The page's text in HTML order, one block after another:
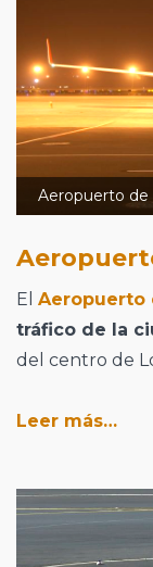
Aeropuerto
El Aeropuerto
tráfico de la
del centro de
Leer más…